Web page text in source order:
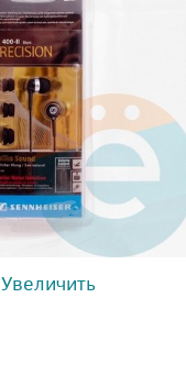
Увеличить